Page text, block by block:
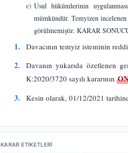
c) Usul hükümlerinin
mümkündür. Temyizen
görülmemiştir. KARAR
1. Davacının temyiz isteminin
2.
Davanın yukarıda özetlenen
K:2020/3720 sayılı kararının
3. Kesin olarak, 01/12/2021
KARAR ETIKETLERI